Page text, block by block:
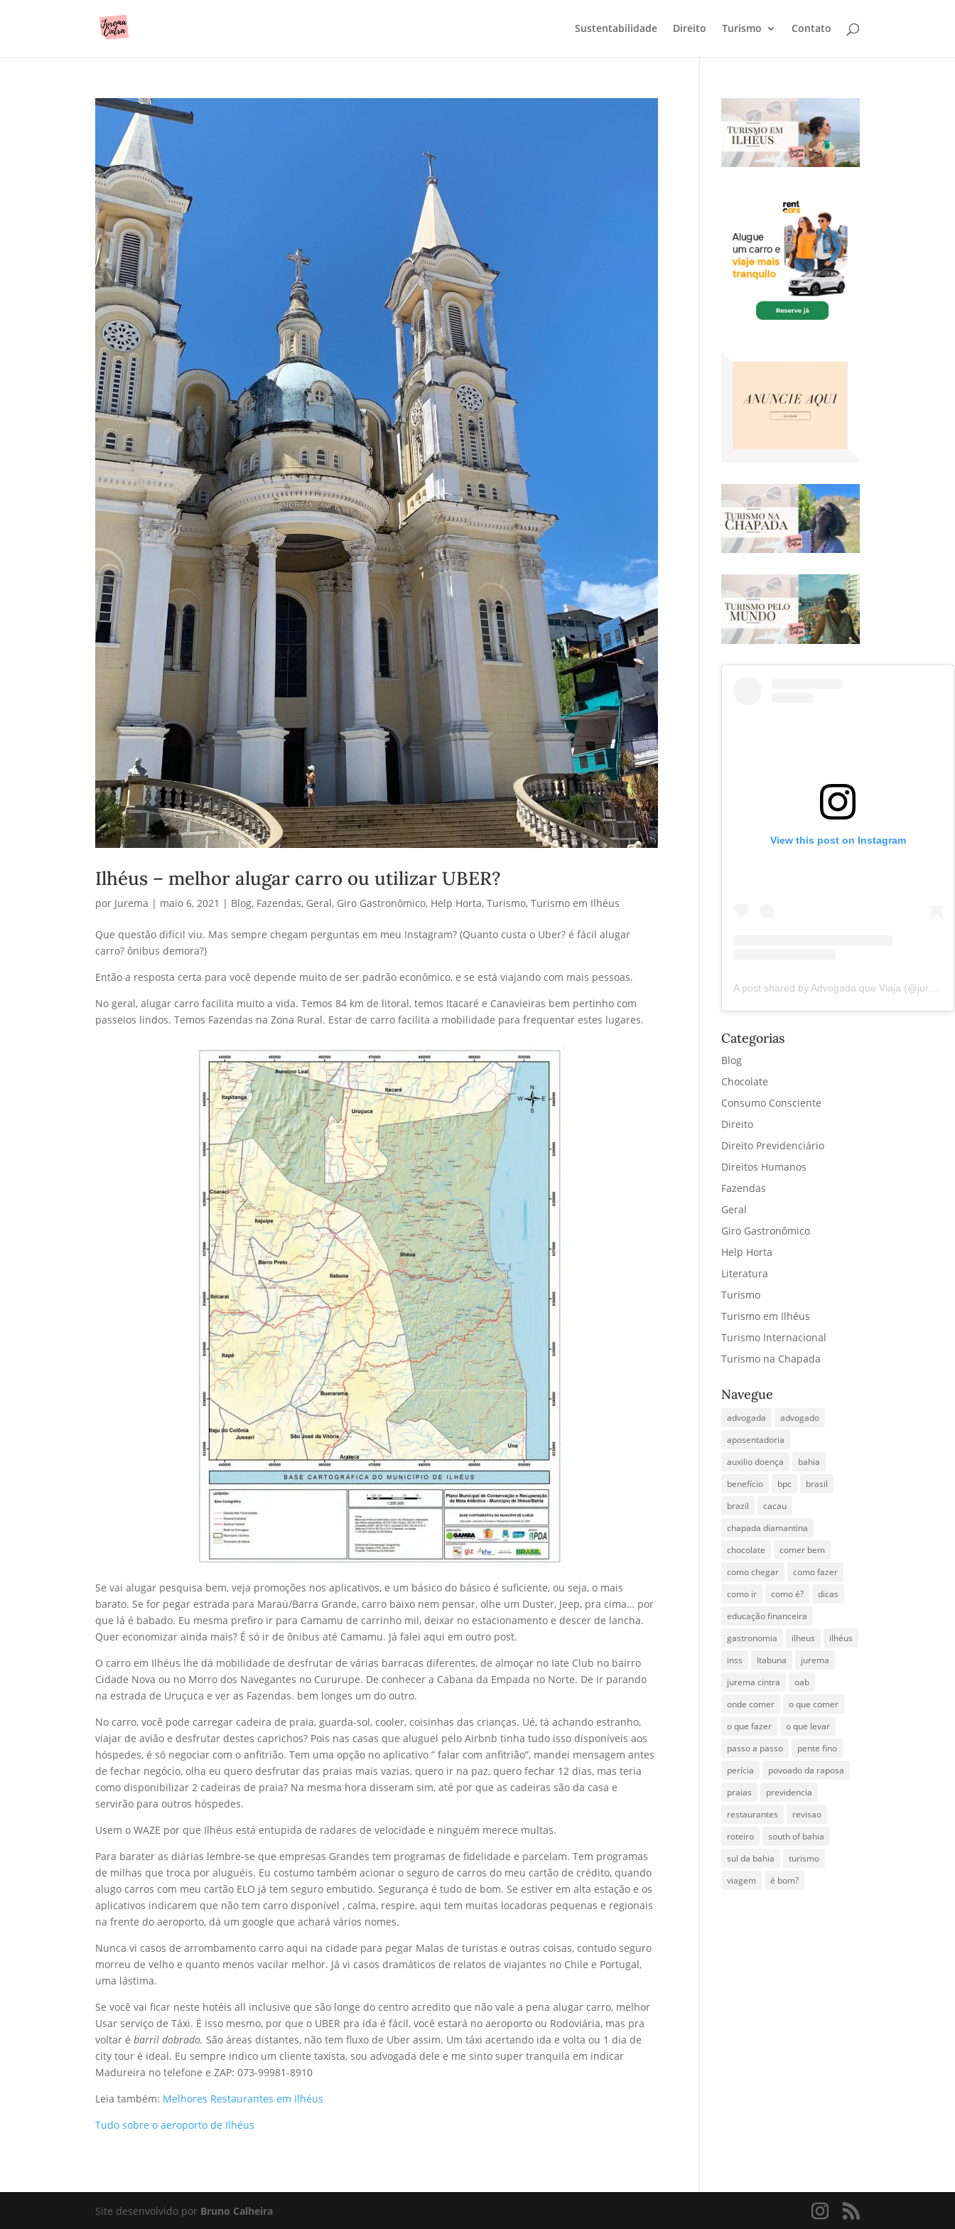
Sustentabilidade Direito Turismo Contato
Ilhéus – melhor alugar carro ou utilizar UBER?
por Jurema | maio 6, 2021 | Blog, Fazendas, Geral, Giro Gastronômico, Help Horta,Turismo,Turismo em Ilhéus
Que questão difícil viu. Mas sempre chegam perguntas em meu Instagram? (Quanto custa o Uber? é fácil alugar
carro? ônibus demora?)
Então a resposta certa para você depende muito de ser padrão econômico, e se está viajando com mais pessoas.
No geral, alugar carro facilita muito a vida. Temos 84 km de litoral, temos Itacaré e Canavieiras bem pertinho com
passeios lindos. Temos Fazendas na Zona Rural. Estar de carro facilita a mobilidade para frequentar estes lugares.
Se vai alugar pesquisa bem, veja promoções nos aplicativos, e um básico do básico é suficiente, ou seja, o mais
barato. Se for pegar estrada para Maraú/Barra Grande, carro baixo nem pensar, olhe um Duster, Jeep, pra cima… por
que lá é babado. Eu mesma prefiro ir para Camamu de carrinho mil, deixar no estacionamento e descer de lancha.
Quer economizar ainda mais? É só ir de ônibus até Camamu. Já falei aqui em outro post.
O carro em Ilhéus lhe dá mobilidade de desfrutar de várias barracas diferentes, de almoçar no Iate Club no bairro
Cidade Nova ou no Morro dos Navegantes no Cururupe. De conhecer a Cabana da Empada no Norte. De ir parando
na estrada de Uruçuca e ver as Fazendas. bem longes um do outro.
No carro, você pode carregar cadeira de praia, guarda-sol, cooler, coisinhas das crianças. Ué, tá achando estranho,
viajar de avião e desfrutar destes caprichos? Pois nas casas que aluguel pelo Airbnb tinha tudo isso disponíveis aos
hóspedes, é só negociar com o anfitrião. Tem uma opção no aplicativo ” falar com anfitrião”, mandei mensagem antes
de fechar negócio, olha eu quero desfrutar das praias mais vazias, quero ir na paz, quero fechar 12 dias, mas teria
como disponibilizar 2 cadeiras de praia? Na mesma hora disseram sim, até por que as cadeiras são da casa e
servirão para outros hóspedes.
Usem o WAZE por que Ilhéus está entupida de radares de velocidade e ninguém merece multas.
Para barater as diárias lembre-se que empresas Grandes tem programas de fidelidade e parcelam. Tem programas
de milhas que troca por aluguéis. Eu costumo também acionar o seguro de carros do meu cartão de crédito, quando
alugo carros com meu cartão ELO já tem seguro embutido. Segurança é tudo de bom. Se estiver em alta estação e os
aplicativos indicarem que não tem carro disponível , calma, respire, aqui tem muitas locadoras pequenas e regionais
na frente do aeroporto, dá um google que achará vários nomes.
Nunca vi casos de arrombamento carro aqui na cidade para pegar Malas de turistas e outras coisas, contudo seguro
morreu de velho e quanto menos vacilar melhor. Já vi casos dramáticos de relatos de viajantes no Chile e Portugal,
uma lástima.
Se você vai ficar neste hotéis all inclusive que são longe do centro acredito que não vale a pena alugar carro, melhor
Usar serviço de Táxi. É isso mesmo, por que o UBER pra ida é fácil, você estará no aeroporto ou Rodoviária, mas pra
voltar ébarril dobrado. São áreas distantes, não tem fluxo de Uber assim. Um táxi acertando ida e volta ou 1 dia de
city tour é ideal. Eu sempre indico um cliente taxista, sou advogada dele e me sinto super tranquila em indicar
Madureira no telefone e ZAP: 073-99981-8910
Leia também: Melhores Restaurantes em Ilhéus
Tudo sobre o aeroporto de Ilhéus
View this post on Instagram
A post shared by Advogada que Viaja (@juremacintra)
Categorias
Blog
Chocolate
Consumo Consciente
Direito
Direito Previdenciário
Direitos Humanos
Fazendas
Geral
Giro Gastronômico
Help Horta
Literatura
Turismo
Turismo em Ilhéus
Turismo Internacional
Turismo na Chapada
Navegue
advogada
advogado
aposentadoria
auxilio doença
bahia
benefício
bpc
brasil
brazil
cacau
chapada diamantina
chocolate
comer bem
como chegar
como fazer
como ir
como é?
dicas
educação financeira
gastronomia
ilheus
ilhéus
inss
Itabuna
jurema
jurema cintra
oab
onde comer
o que comer
o que fazer
o que levar
passo a passo
pente fino
perícia
povoado da raposa
praias
previdencia
restaurantes
revisao
roteiro
south of bahia
sul da bahia
turismo
viagem
é bom?
Site desenvolvido por Bruno Calheira